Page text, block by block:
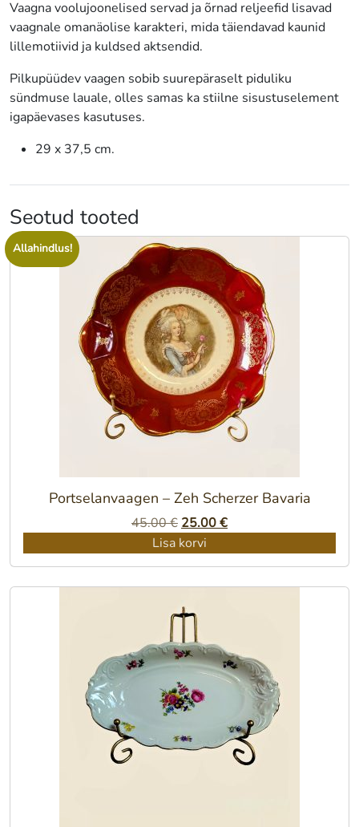
Vaagna voolujoonelised servad ja õrnad reljeefid lisavad
vaagnale omanäolise karakteri, mida täiendavad kaunid
lillemotiivid ja kuldsed aktsendid.
Pilkupüüdev vaagen sobib suurepäraselt piduliku
sündmuse lauale, olles samas ka stiilne sisustuselement
igapäevases kasutuses.
29 x 37,5 cm.
Seotud tooted
Allahindlus!
Portselanvaagen – Zeh Scherzer Bavaria
45.00€ Algne
hind
25.00€Praegune
Lisa korvi